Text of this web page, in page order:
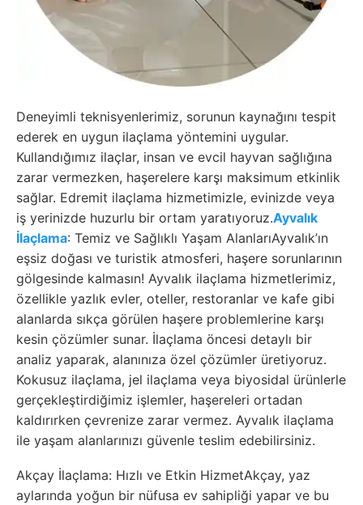
Deneyimli teknisyenlerimiz, sorunun kaynağını tespit
ederek en uygun ilaçlama yöntemini uygular.
Kullandığımız ilaçlar, insan ve evcil hayvan sağlığına
zarar vermezken, haşerelere karşı maksimum etkinlik
sağlar. Edremit ilaçlama hizmetimizle, evinizde veya
iş yerinizde huzurlu bir ortam yaratıyoruz.Ayvalık
İlaçlama: Temiz ve Sağlıklı Yaşam AlanlarıAyvalık’ın
eşsiz doğası ve turistik atmosferi, haşere sorunlarının
gölgesinde kalmasın! Ayvalık ilaçlama hizmetlerimiz,
özellikle yazlık evler, oteller, restoranlar ve kafe gibi
alanlarda sıkça görülen haşere problemlerine karşı
kesin çözümler sunar. İlaçlama öncesi detaylı bir
analiz yaparak, alanınıza özel çözümler üretiyoruz.
Kokusuz ilaçlama, jel ilaçlama veya biyosidal ürünlerle
gerçekleştirdiğimiz işlemler, haşereleri ortadan
kaldırırken çevrenize zarar vermez. Ayvalık ilaçlama
ile yaşam alanlarınızı güvenle teslim edebilirsiniz.
Akçay İlaçlama: Hızlı ve Etkin HizmetAkçay, yaz
aylarında yoğun bir nüfusa ev sahipliği yapar ve bu